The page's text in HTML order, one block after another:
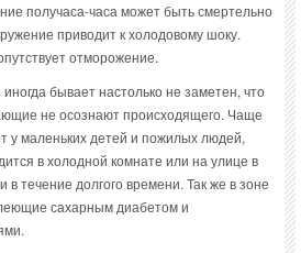
получаса-часа может быть смертельно
приводит к холодовому шоку.
отморожение.
бывает настолько не заметен, что
не осознают происходящего. Чаще
у маленьких детей и пожилых людей,
в холодной комнате или на улице в
течение долгого времени. Так же в зоне
сахарным диабетом и